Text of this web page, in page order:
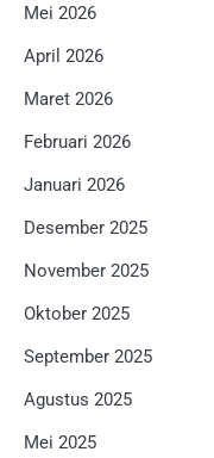
Mei 2026
April 2026
Maret 2026
Februari 2026
Januari 2026
Desember 2025
November 2025
Oktober 2025
September 2025
Agustus 2025
Mei 2025